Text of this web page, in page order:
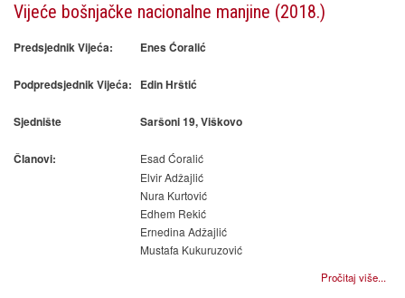
Vijeće bošnjačke nacionalne manjine (2018.)
Predsjednik Vijeća: Enes Ćoralić
Podpredsjednik Vijeća: Edin Hrštić
Sjednište Saršoni 19, Viškovo
Članovi:
Esad Ćoralić
Elvir Adžajlić
Nura Kurtović
Edhem Rekić
Ernedina Adžajlić
Mustafa Kukuruzović
Pročitaj više...